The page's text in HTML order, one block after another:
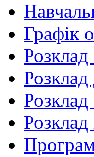
Графік
Розклад
Розклад
Розклад
Розклад